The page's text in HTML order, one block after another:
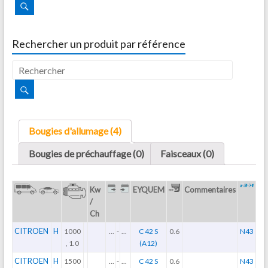
Rechercher un produit par référence
Bougies d'allumage (4)
Bougies de préchauffage (0)
Faisceaux (0)
Kw
/
Ch
EYQUEM Commentaires
CITROEN H
1000
, 1.0
-
C 42 S
(A12)
0.6 N43
CITROEN H 1500 - C 42 S 0.6 N43